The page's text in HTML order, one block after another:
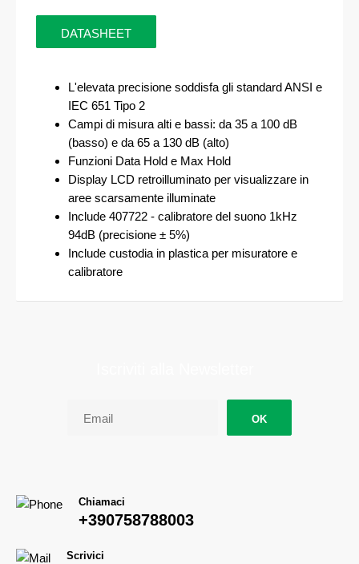
DATASHEET
L'elevata precisione soddisfa gli standard ANSI e
IEC 651 Tipo 2
Campi di misura alti e bassi: da 35 a 100 dB
(basso) e da 65 a 130 dB (alto)
Funzioni Data Hold e Max Hold
Display LCD retroilluminato per visualizzare in
aree scarsamente illuminate
Include 407722 - calibratore del suono 1kHz
94dB (precisione ± 5%)
Include custodia in plastica per misuratore e
calibratore
OK
Chiamaci
+390758788003
Scrivici